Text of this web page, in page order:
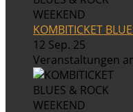
KOMBITICKET
12 Sep. 25
Veranstaltungen